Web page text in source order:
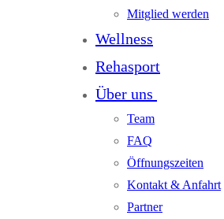
Mitglied werden
Wellness
Rehasport
Über uns
Team
FAQ
Öffnungszeiten
Kontakt & Anfahrt
Partner